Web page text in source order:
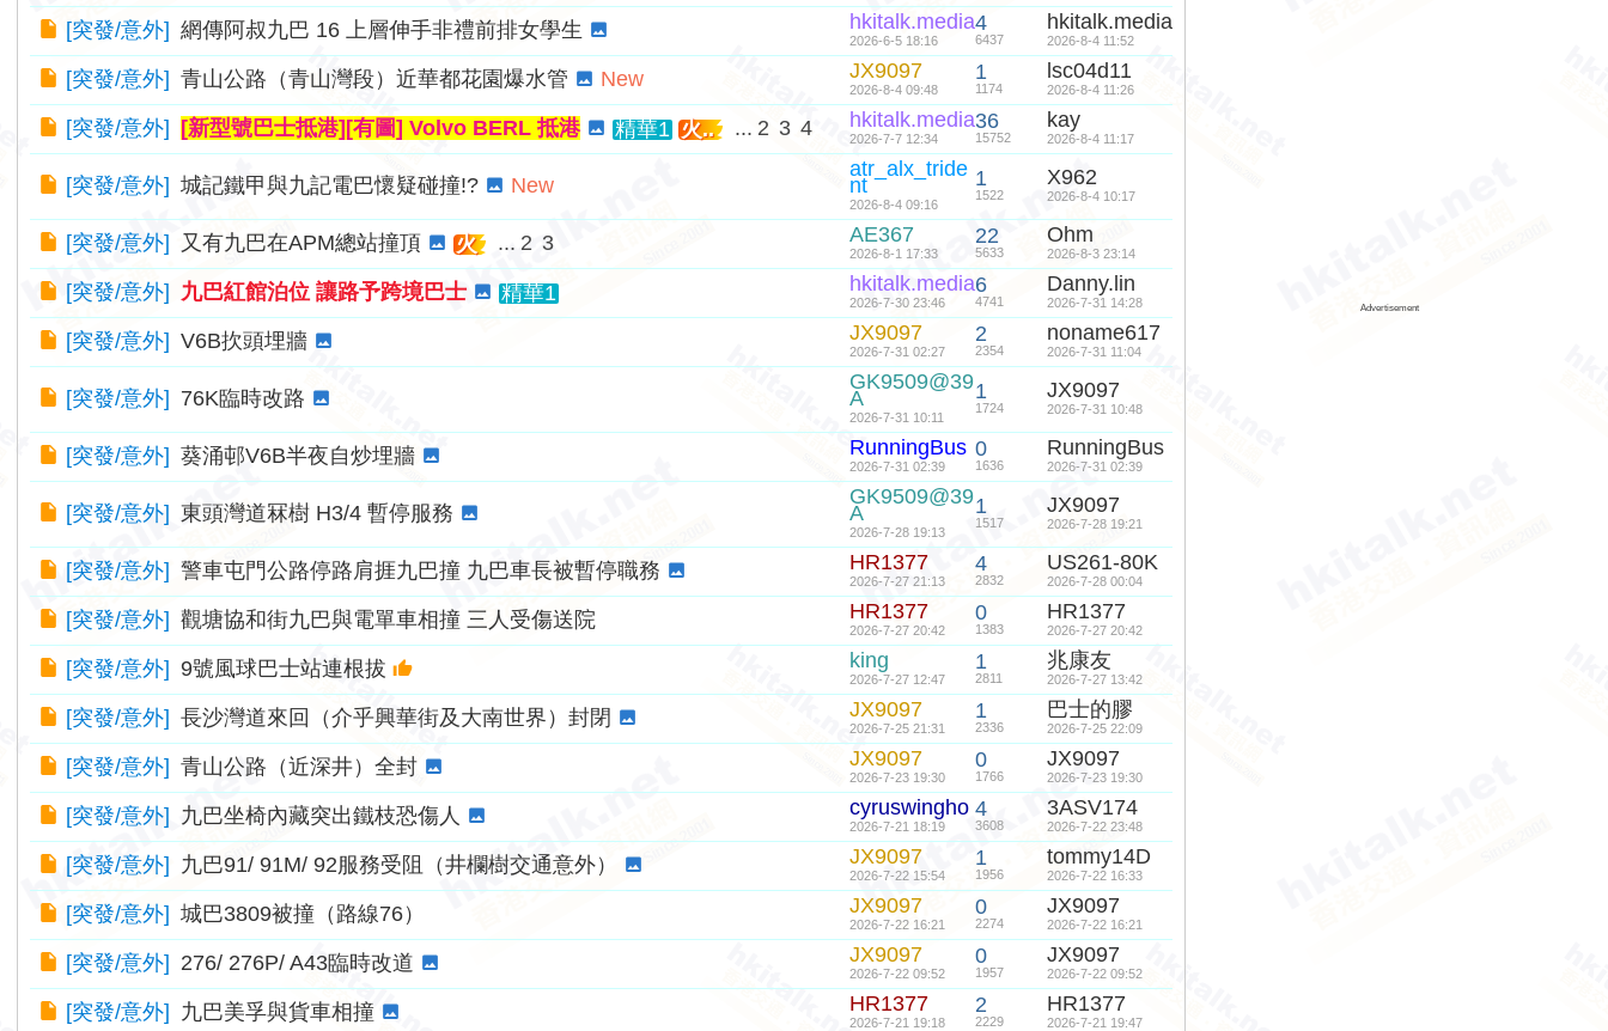
[突發/意外] 網傳阿叔九巴 16 上層伸手非禮前排女學生 hkitalk.media
2026-6-5 18:16
4
6437
hkitalk.media
2026-8-4 11:52
[突發/意外] 青山公路（青山灣段）近華都花園爆水管 New JX9097
2026-8-4 09:48
1
1174
lsc04d11
2026-8-4 11:26
[突發/意外] [新型號巴士抵港][有圖] Volvo BERL 抵港 精華1 火.. ... 2 3 4 hkitalk.media
2026-7-7 12:34
36
15752
kay
2026-8-4 11:17
[突發/意外] 城記鐵甲與九記電巴懷疑碰撞!? New
atr_alx_tride
nt
2026-8-4 09:16
1
1522
X962
2026-8-4 10:17
[突發/意外] 又有九巴在APM總站撞頂 火 ... 2 3 AE367
2026-8-1 17:33
22
5633
Ohm
2026-8-3 23:14
[突發/意外] 九巴紅館泊位 讓路予跨境巴士 精華1 hkitalk.media
2026-7-30 23:46
6
4741
Danny.lin
2026-7-31 14:28
[突發/意外] V6B扻頭埋牆 JX9097
2026-7-31 02:27
2
2354
noname617
2026-7-31 11:04
[突發/意外] 76K臨時改路
GK9509@39
A
2026-7-31 10:11
1
1724
JX9097
2026-7-31 10:48
[突發/意外] 葵涌邨V6B半夜自炒埋牆 RunningBus
2026-7-31 02:39
0
1636
RunningBus
2026-7-31 02:39
[突發/意外] 東頭灣道冧樹 H3/4 暫停服務
GK9509@39
A
2026-7-28 19:13
1
1517
JX9097
2026-7-28 19:21
[突發/意外] 警車屯門公路停路肩捱九巴撞 九巴車長被暫停職務 HR1377
2026-7-27 21:13
4
2832
US261-80K
2026-7-28 00:04
[突發/意外] 觀塘協和街九巴與電單車相撞 三人受傷送院 HR1377
2026-7-27 20:42
0
1383
HR1377
2026-7-27 20:42
[突發/意外] 9號風球巴士站連根拔 king
2026-7-27 12:47
1
2811
兆康友
2026-7-27 13:42
[突發/意外] 長沙灣道來回（介乎興華街及大南世界）封閉 JX9097
2026-7-25 21:31
1
2336
巴士的膠
2026-7-25 22:09
[突發/意外] 青山公路（近深井）全封 JX9097
2026-7-23 19:30
0
1766
JX9097
2026-7-23 19:30
[突發/意外] 九巴坐椅內藏突出鐵枝恐傷人 cyruswingho
2026-7-21 18:19
4
3608
3ASV174
2026-7-22 23:48
[突發/意外] 九巴91/ 91M/ 92服務受阻（井欄樹交通意外） JX9097
2026-7-22 15:54
1
1956
tommy14D
2026-7-22 16:33
[突發/意外] 城巴3809被撞（路線76） JX9097
2026-7-22 16:21
0
2274
JX9097
2026-7-22 16:21
[突發/意外] 276/ 276P/ A43臨時改道 JX9097
2026-7-22 09:52
0
1957
JX9097
2026-7-22 09:52
[突發/意外] 九巴美孚與貨車相撞 HR1377
2026-7-21 19:18
2
2229
HR1377
2026-7-21 19:47
Advertisement